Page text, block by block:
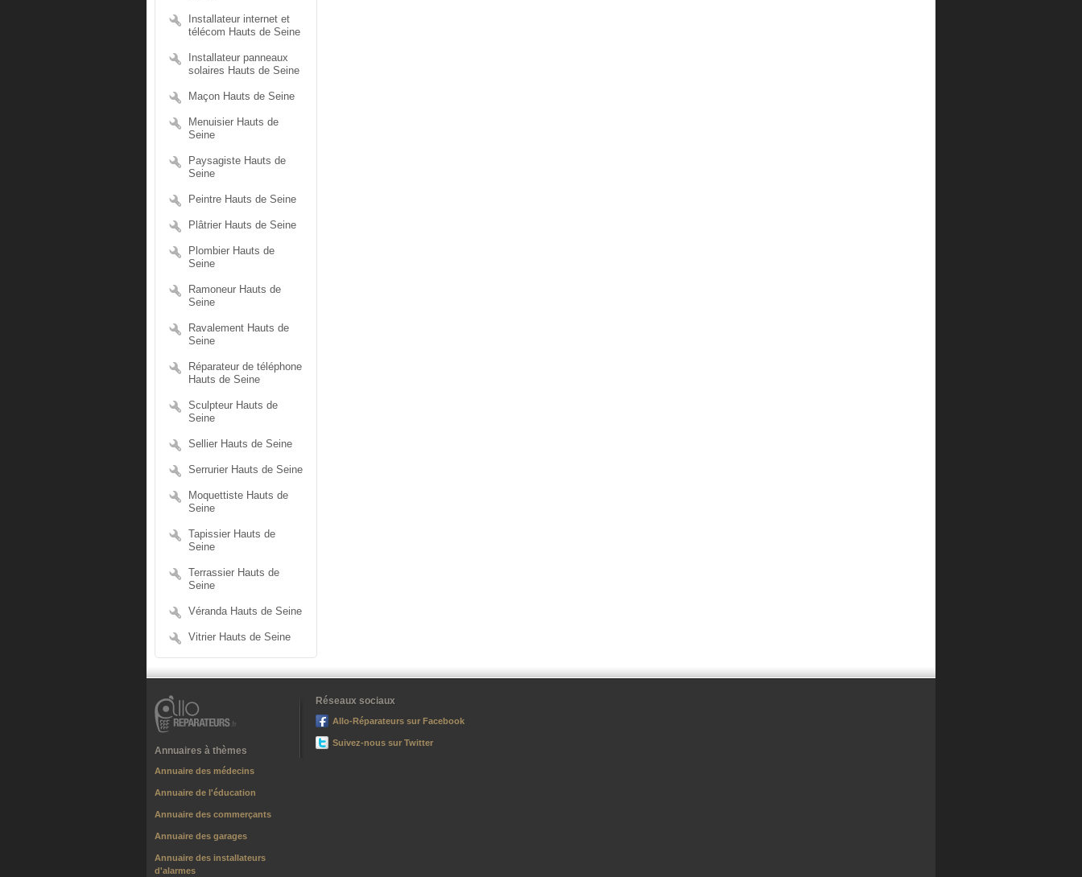
Installateur internet et
télécom Hauts de Seine
Installateur panneaux
solaires Hauts de Seine
Maçon Hauts de Seine
Menuisier Hauts de
Seine
Paysagiste Hauts de
Seine
Peintre Hauts de Seine
Plâtrier Hauts de Seine
Plombier Hauts de
Seine
Ramoneur Hauts de
Seine
Ravalement Hauts de
Seine
Réparateur de téléphone
Hauts de Seine
Sculpteur Hauts de
Seine
Sellier Hauts de Seine
Serrurier Hauts de Seine
Moquettiste Hauts de
Seine
Tapissier Hauts de
Seine
Terrassier Hauts de
Seine
Véranda Hauts de Seine
Vitrier Hauts de Seine
Annuaires à thèmes
Annuaire des médecins
Annuaire de l'éducation
Annuaire des commerçants
Annuaire des garages
Annuaire des installateurs
d'alarmes
Réseaux sociaux
Allo-Réparateurs sur Facebook
Suivez-nous sur Twitter